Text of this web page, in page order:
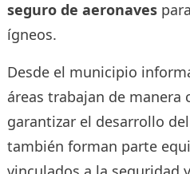
seguro de aeronaves
ígneos.
Desde el municipio
áreas trabajan de manera
garantizar el desarrollo
también forman parte